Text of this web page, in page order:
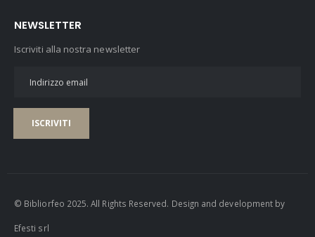
NEWSLETTER
Iscriviti alla nostra newsletter
ISCRIVITI
© Bibliorfeo 2025. All Rights Reserved. Design and development by
Efesti srl